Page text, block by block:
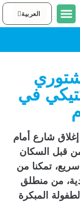
العربية
English
في
شارع أمام
قبل السكان
تمكنا من
من منطلق
المبكرة